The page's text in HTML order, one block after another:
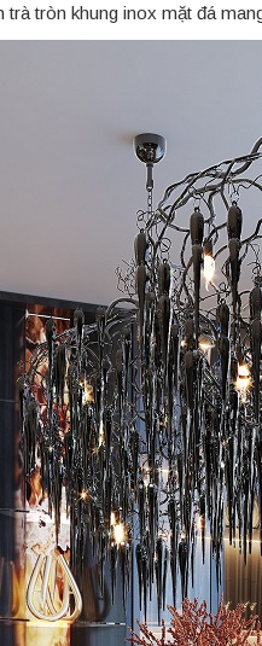
tròn khung inox mặt đá